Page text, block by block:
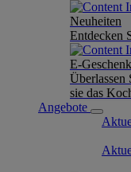
Neuheiten
Entdecken
E-
Überlassen
sie das
Angebote